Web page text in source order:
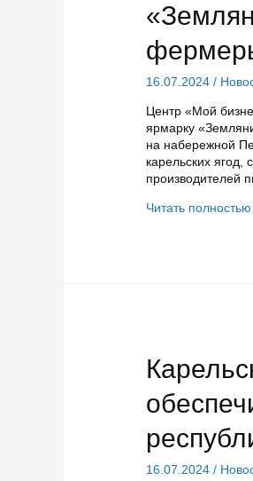
16.07.2024 /
Центр «Мой
ярмарку
на набережной
карельских
производителей
Почти
в
Петрозаводске
фермеры
Читать
16.07.2024 /